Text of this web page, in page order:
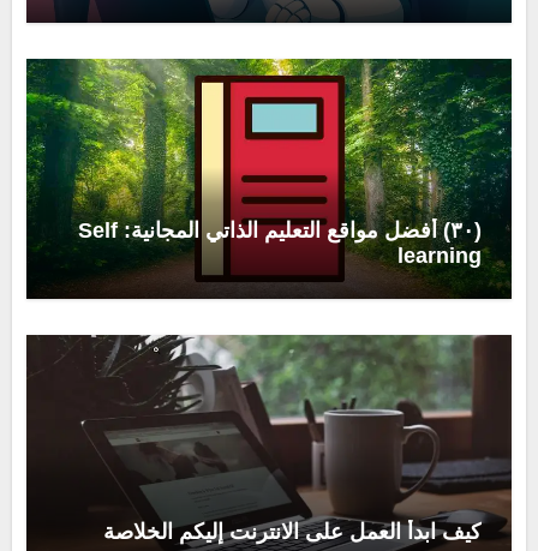
(٣٠) أفضل مواقع التعليم الذاتي المجانية: Self
learning
كيف ابدأ العمل على الانترنت إليكم الخلاصة